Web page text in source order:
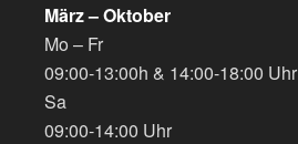
März – Oktober
Mo – Fr
09:00-13:00h & 14:00-18:00 Uhr
Sa
09:00-14:00 Uhr